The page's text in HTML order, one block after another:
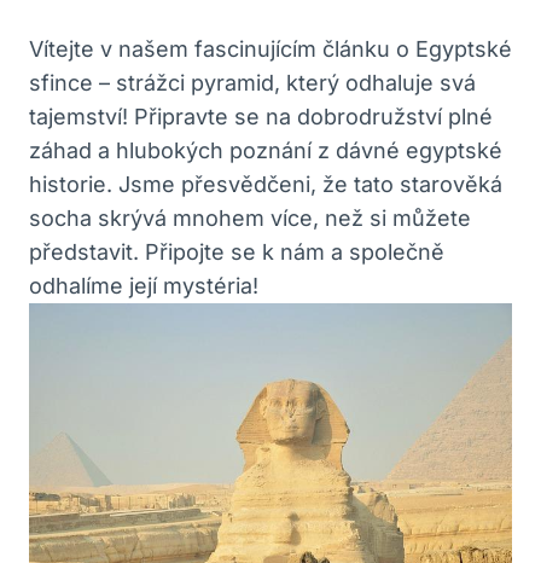
Vítejte v našem fascinujícím článku o Egyptské
sfince – strážci pyramid, který odhaluje svá
tajemství! Připravte se na dobrodružství plné
záhad a hlubokých poznání z dávné egyptské
historie. Jsme přesvědčeni, že tato starověká
socha skrývá mnohem více, než si můžete
představit. Připojte se k nám a společně
odhalíme její mystéria!